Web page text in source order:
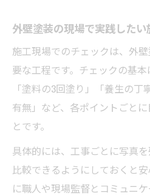
外壁塗装の現場で実践した
施工現場でのチェックは、外
要な工程です。チェックの基本
「塗料の3回塗り」「養生の
有無」など、各ポイントごと
とです。
具体的には、工事ごとに写真
比較できるようにしておくと
に職人や現場監督とコミュニ